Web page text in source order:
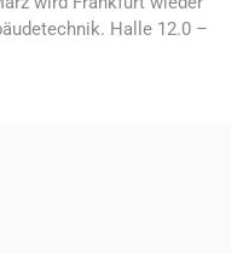
Halle 12.0 –